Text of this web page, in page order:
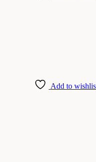
Add to